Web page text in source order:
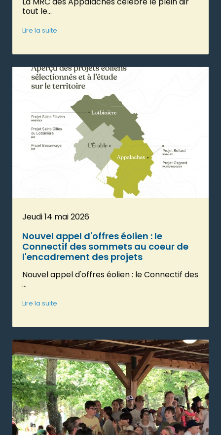
tout le...
Lire la suite
Jeudi 14 mai 2026
Nouvel appel d'offres éolien : le
Connectif des sommets au coeur de
l'encadrement des projets
Nouvel appel d'offres éolien : le Connectif des
...
Lire la suite